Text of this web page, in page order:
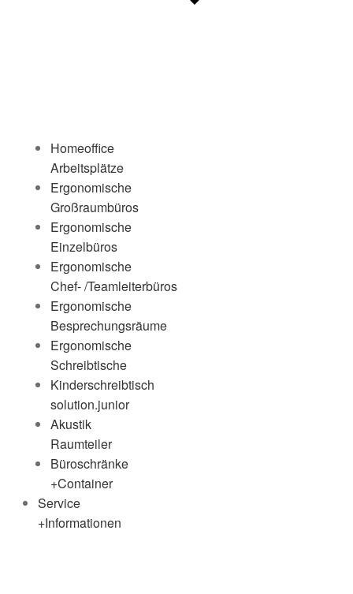
Homeoffice
Arbeitsplätze
Ergonomische
Großraumbüros
Ergonomische
Einzelbüros
Ergonomische
Chef- /Teamleiterbüros
Ergonomische
Besprechungsräume
Ergonomische
Schreibtische
Kinderschreibtisch
solution.junior
Akustik
Raumteiler
Büroschränke
+Container
Service
+Informationen